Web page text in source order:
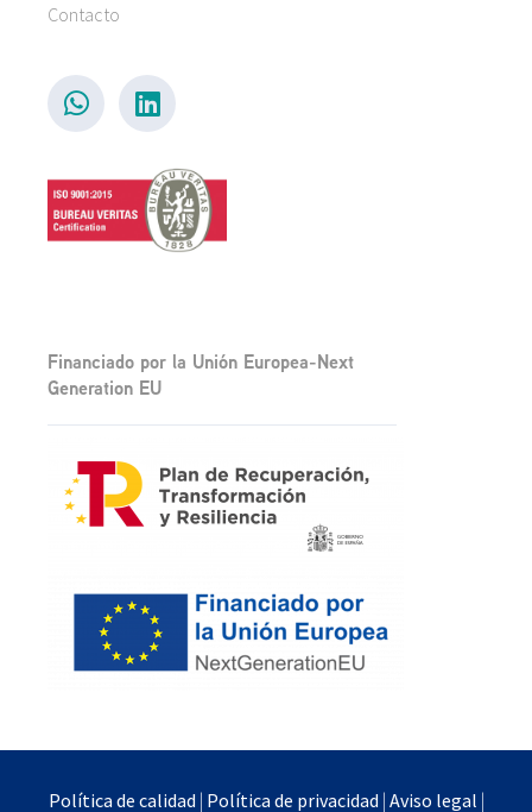
Contacto
Financiado por la Unión Europea-Next
Generation EU
Política de calidad | Política de privacidad | Aviso legal |